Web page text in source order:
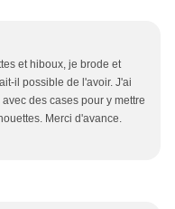
et hiboux, je brode et
il possible de l'avoir. J'ai
des cases pour y mettre
Merci d'avance.